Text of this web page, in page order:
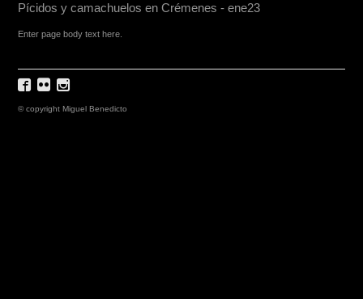
Pícidos y camachuelos en Crémenes - ene23
Enter page body text here.
© copyright Miguel Benedicto